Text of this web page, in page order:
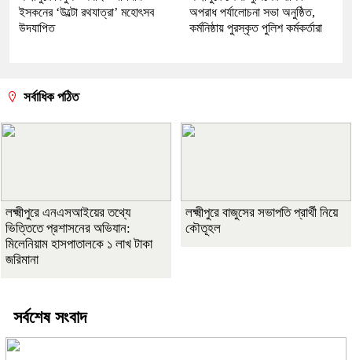
ইসকনের ‘উল্টো রথযাত্রা’ মহোৎসব
উদযাপিত
অপরাধ পর্যালোচনা সভা অনুষ্ঠিত,
কর্মনিষ্ঠায় পুরস্কৃত পুলিশ কর্মকর্তারা
সর্বাধিক পঠিত
লক্ষ্মীপুরে এনএসআইয়ের তথ্যে
ভিত্তিতে প্রশাসনের অভিযান:
মিলেনিয়াম হাসপাতালকে ১ লাখ টাকা
জরিমানা
লক্ষ্মীপুরে বাজুসের সভাপতি প্রার্থী নিয়ে
কৌতূহল
সর্বশেষ সংবাদ